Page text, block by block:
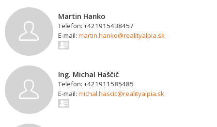
Martin Hanko
Telefon: +421915438457
E-mail: martin.hanko@realityalpia.sk
Ing. Michal Haščič
Telefon: +421911585485
E-mail: michal.hascic@realityalpia.sk